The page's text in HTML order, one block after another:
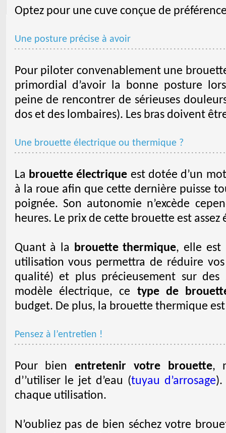
Optez pour une cuve conçue de
Une posture précise à avoir
Pour piloter convenablement une
primordial d’avoir la bonne posture
peine de rencontrer de sérieuses
dos et des lombaires). Les bras doivent
Une brouette électrique ou thermique ?
La brouette électrique est dotée d’un
à la roue afin que cette dernière puisse
poignée. Son autonomie n’excède
heures. Le prix de cette brouette est assez
Quant à la brouette thermique, elle est
utilisation vous permettra de réduire
qualité) et plus précieusement sur
modèle électrique, ce type de
budget. De plus, la brouette thermique
Pensez à l’entretien !
Pour bien entretenir votre brouette,
d’’utiliser le jet d’eau (tuyau d’arrosage).
chaque utilisation.
N’oubliez pas de bien séchez votre